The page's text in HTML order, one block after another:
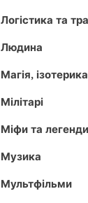
Логістика та
Людина
Магія,
Мілітарі
Міфи та легенди
Музика
Мультфільми